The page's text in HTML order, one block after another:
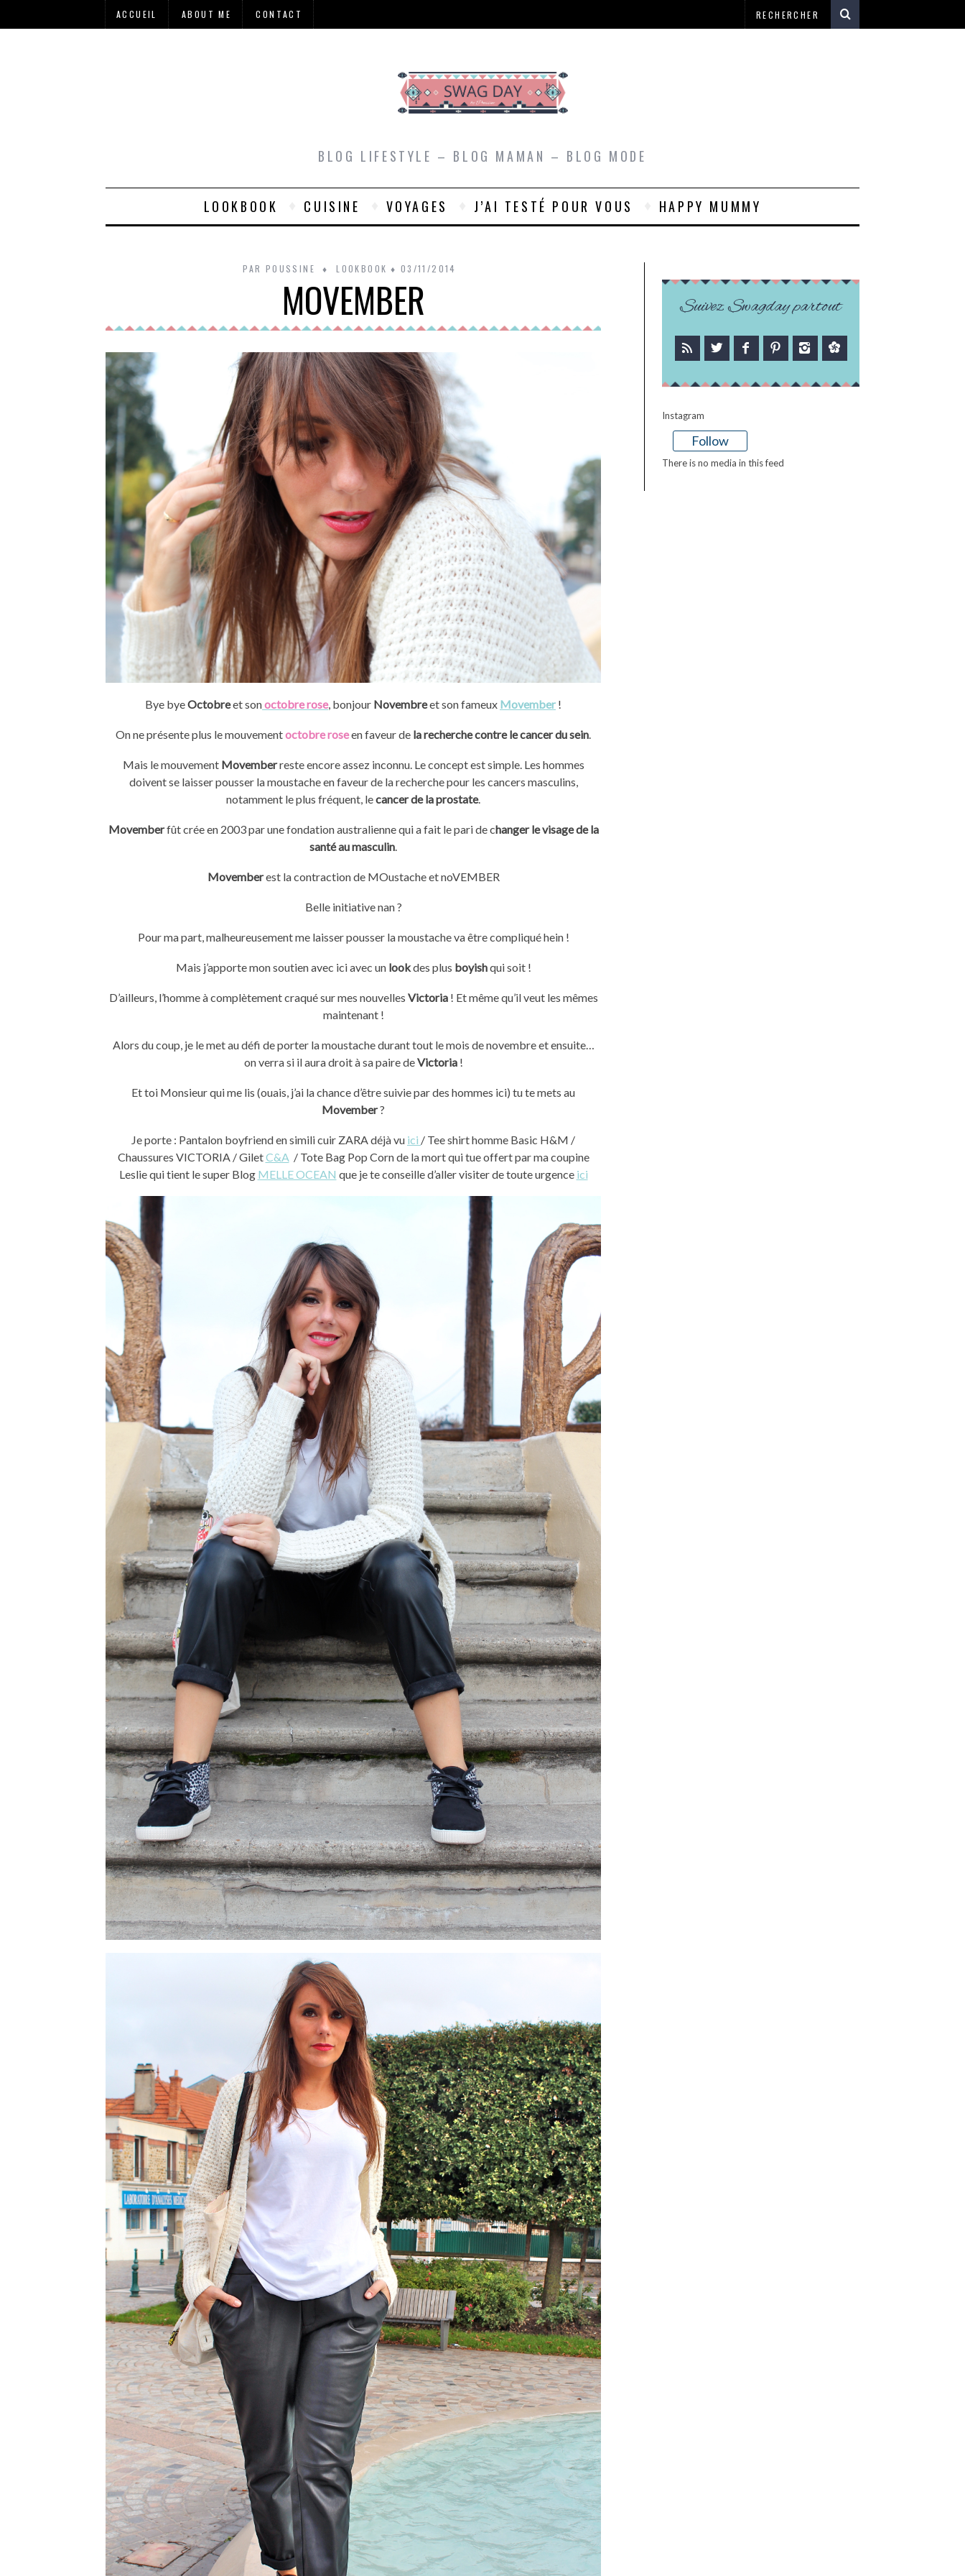
ACCUEIL ABOUT ME CONTACT
BLOG LIFESTYLE – BLOG MAMAN – BLOG MODE
LOOKBOOK CUISINE VOYAGES J’AI TESTÉ POUR VOUS HAPPY MUMMY
PAR POUSSINE LOOKBOOK 03/11/2014
MOVEMBER
Bye byeOctobreet sonoctobre rose, bonjour Novembreet son fameux Movember !
On ne présente plus le mouvementoctobre roseen faveur de la recherche contre le cancer du sein.
Mais le mouvement Movemberreste encore assez inconnu. Le concept est simple. Les hommes
doivent se laisser pousser la moustache en faveur de la recherche pour les cancers masculins,
notamment le plus fréquent, lecancer de la prostate.
Movemberfût crée en 2003 par une fondation australienne qui a fait le pari de changer le visage de la
santé au masculin.
Movemberest la contraction de MOustache et noVEMBER
Belle initiative nan ?
Pour ma part, malheureusement me laisser pousser la moustache va être compliqué hein !
Mais j’apporte mon soutien avec ici avec un lookdes plus boyishqui soit !
D’ailleurs, l’homme à complètement craqué sur mes nouvelles Victoria! Et même qu’il veut les mêmes
maintenant !
Alors du coup, je le met au défi de porter la moustache durant tout le mois de novembre et ensuite…
on verra si il aura droit à sa paire deVictoria!
Et toi Monsieur qui me lis (ouais, j’ai la chance d’être suivie par des hommes ici) tu te mets au
Movember?
Je porte : Pantalon boyfriend en simili cuir ZARA déjà vu ici / Tee shirt homme Basic H&M /
Chaussures VICTORIA / GiletC&A / Tote Bag Pop Corn de la mort qui tue offert par ma coupine
Leslie qui tient le super Blog MELLE OCEAN que je te conseille d’aller visiter de toute urgence ici
Suivez Swagday partout
Instagram
Follow
There is no media in this feed